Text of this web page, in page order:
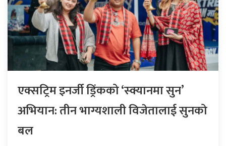
एक्सट्रिम इनर्जी ड्रिंकको ‘स्क्यानमा सुन’
अभियान: तीन भाग्यशाली विजेतालाई सुनको
बल